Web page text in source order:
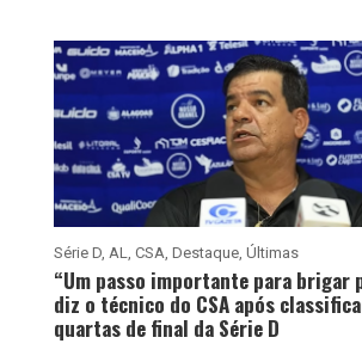
Série D, AL, CSA, Destaque, Últimas
“Um passo importante para brigar
diz o técnico do CSA após
quartas de final da Série D